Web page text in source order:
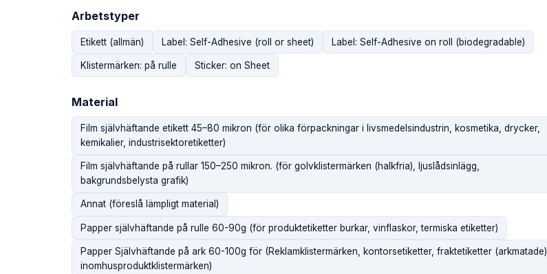
Arbetstyper
Etikett (allmän) Label: Self-Adhesive (roll or sheet) Label: Self-Adhesive on roll (biodegradable)
Klistermärken: på rulle Sticker: on Sheet
Material
Film självhäftande etikett 45–80 mikron (för olika förpackningar i livsmedelsindustrin, kosmetika, drycker,
kemikalier, industrisektoretiketter)
Film självhäftande på rullar 150–250 mikron. (för golvklistermärken (halkfria), ljuslådsinlägg,
bakgrundsbelysta grafik)
Annat (föreslå lämpligt material)
Papper självhäftande på rulle 60-90g (för produktetiketter burkar, vinflaskor, termiska etiketter)
Papper Självhäftande på ark 60-100g för (Reklamklistermärken, kontorsetiketter, fraktetiketter (arkmatade),
inomhusproduktklistermärken)